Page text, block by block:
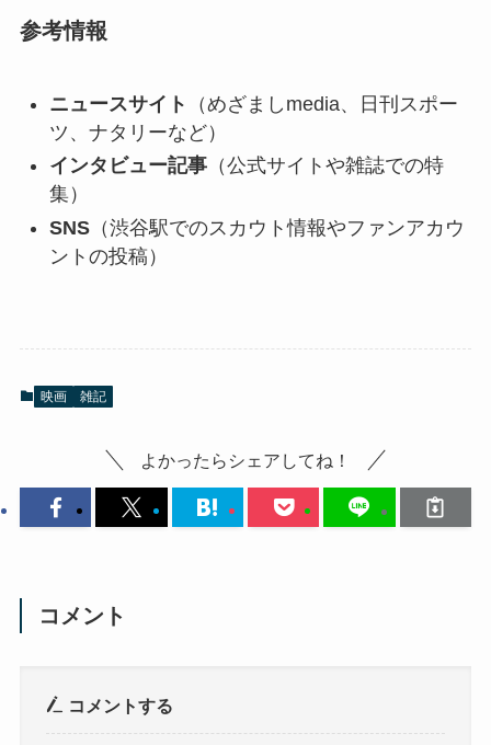
参考情報
ニュースサイト
（めざましmedia、日刊スポー
ツ、ナタリーなど）
インタビュー記事（公式サイトや雑誌での特
集）
SNS（渋谷駅でのスカウト情報やファンアカウ
ントの投稿）
映画 雑記
よかったらシェアしてね！
コメント
コメントする